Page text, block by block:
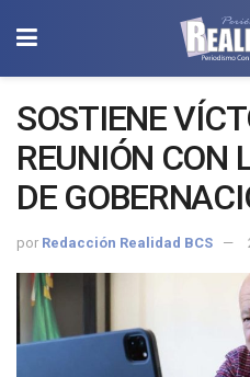
SOSTIENE
REUNIÓN CON
DE
RODRÍGUEZ
GARANTIZAR
por Redacción Realidad BCS